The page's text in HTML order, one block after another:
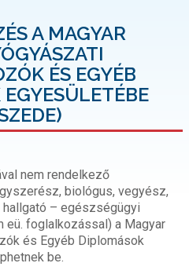
A MAGYAR
ÉS EGYÉB
nem rendelkező
biológus, vegyész,
– egészségügyi
eü. foglalkozással) a Magyar
és Egyéb Diplomások
be.